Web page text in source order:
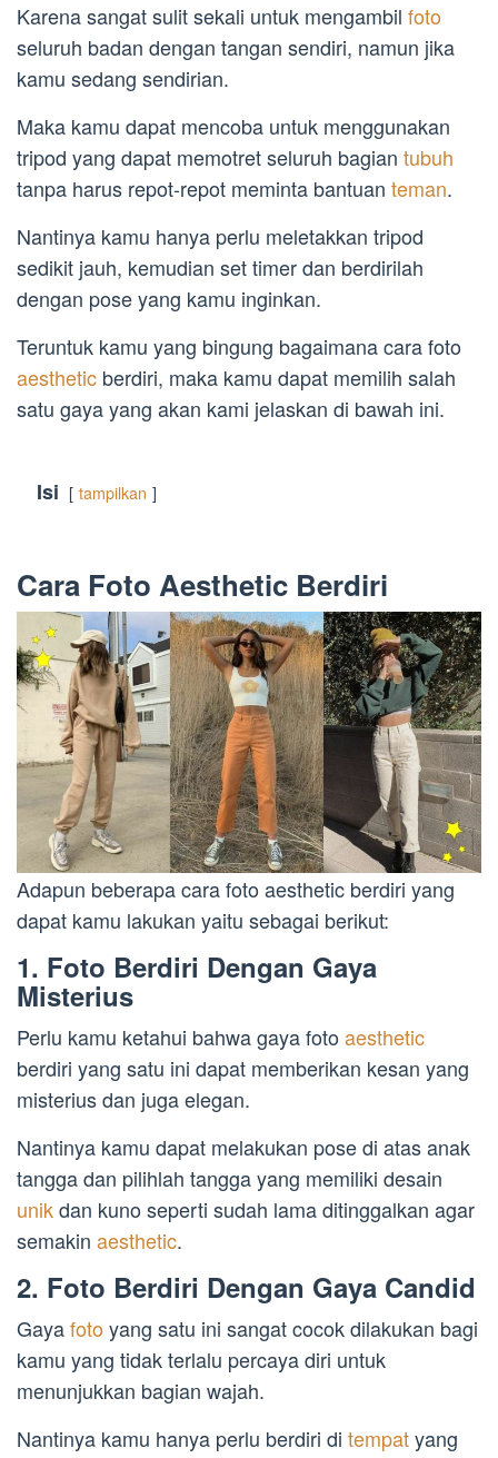
Karena sangat sulit sekali untuk mengambil foto
seluruh badan dengan tangan sendiri, namun jika
kamu sedang sendirian.
Maka kamu dapat mencoba untuk menggunakan
tripod yang dapat memotret seluruh bagian tubuh
tanpa harus repot-repot meminta bantuan teman.
Nantinya kamu hanya perlu meletakkan tripod
sedikit jauh, kemudian set timer dan berdirilah
dengan pose yang kamu inginkan.
Teruntuk kamu yang bingung bagaimana cara foto
aesthetic berdiri, maka kamu dapat memilih salah
satu gaya yang akan kami jelaskan di bawah ini.
Isi tampilkan
Cara Foto Aesthetic Berdiri
Adapun beberapa cara foto aesthetic berdiri yang
dapat kamu lakukan yaitu sebagai berikut:
1. Foto Berdiri Dengan Gaya
Misterius
Perlu kamu ketahui bahwa gaya fotoaesthetic
berdiri yang satu ini dapat memberikan kesan yang
misterius dan juga elegan.
Nantinya kamu dapat melakukan pose di atas anak
tangga dan pilihlah tangga yang memiliki desain
unikdan kuno seperti sudah lama ditinggalkan agar
semakin aesthetic.
2. Foto Berdiri Dengan Gaya Candid
Gayafoto yang satu ini sangat cocok dilakukan bagi
kamu yang tidak terlalu percaya diri untuk
menunjukkan bagian wajah.
Nantinya kamu hanya perlu berdiri di tempatyang